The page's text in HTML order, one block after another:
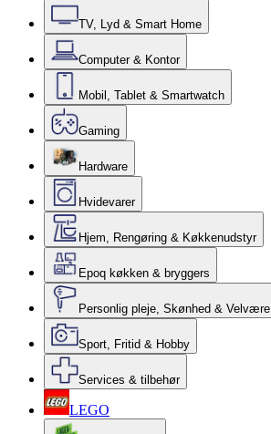
TV, Lyd & Smart Home
Computer & Kontor
Mobil, Tablet & Smartwatch
Gaming
Hardware
Hvidevarer
Hjem, Rengøring & Køkkenudstyr
Epoq køkken & bryggers
Personlig pleje, Skønhed & Velvære
Sport, Fritid & Hobby
Services & tilbehør
LEGO